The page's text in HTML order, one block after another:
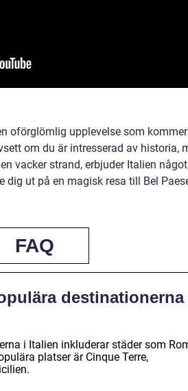
oförglömlig upplevelse som
om du är intresserad av historia,
vacker strand, erbjuder Italien
dig ut på en magisk resa till Bel
FAQ
destinationerna
i Italien inkluderar städer som
platser är Cinque Terre,